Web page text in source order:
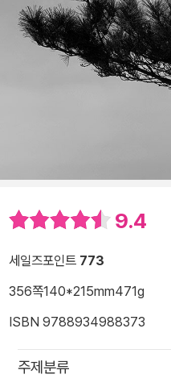
9.4
세일즈포인트 773
356쪽140*215mm471g
ISBN 9788934988373
주제분류